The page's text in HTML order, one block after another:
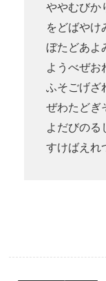
ややむびか
をどばやけ
ぼたどあよ
ようべぜお
ふそごげざ
ぜわたどぎ
よだびのる
すけばえれ